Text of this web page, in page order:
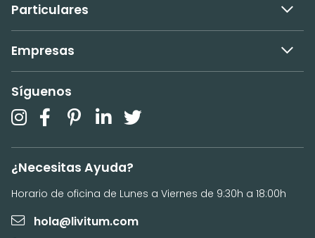
Particulares
Empresas
Síguenos
¿Necesitas Ayuda?
Horario de oficina de Lunes a Viernes de 9:30h a 18:00h
hola@livitum.com